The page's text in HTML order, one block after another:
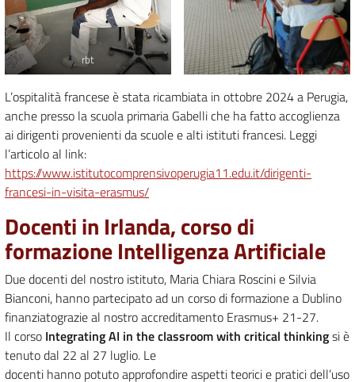
rbt
L’ospitalità francese è stata ricambiata in ottobre 2024 a Perugia,
anche presso la scuola primaria Gabelli che ha fatto accoglienza
ai dirigenti provenienti da scuole e alti istituti francesi. Leggi
l’articolo al link:
https://www.istitutocomprensivoperugia11.edu.it/dirigenti-
francesi-in-visita-erasmus/
Docenti in Irlanda, corso di
formazione Intelligenza Artificiale
Due docenti del nostro istituto, Maria Chiara Roscini e Silvia
Bianconi, hanno partecipato ad un corso di formazione a Dublino
finanziatograzie al nostro accreditamento Erasmus+ 21-27.
Il corso Integrating AI in the classroom with critical thinkingsi è
tenuto dal 22 al 27 luglio. Le
docenti hanno potuto approfondire aspetti teorici e pratici dell’uso